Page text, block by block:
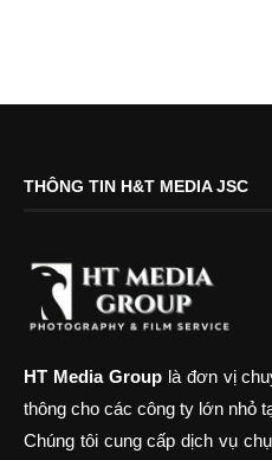
THÔNG TIN H&T MEDIA JSC
HT Media Grouplà đơn vị
thông cho các công ty lớn nhỏ
Chúng tôi cung cấp dịch vụ